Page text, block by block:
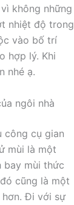
không những
nhiệt độ trong
vào bố trí
hợp lý. Khi
nhé ạ.
ngôi nhà
công cụ gian
mùi là một
bay mùi thức
cũng là một
Đi với sự